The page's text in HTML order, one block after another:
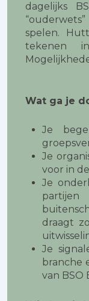
dagelijks
spelen.
tekenen
Wat ga je
Je
Je
voor in
Je
draagt
Je
branche
van BSO